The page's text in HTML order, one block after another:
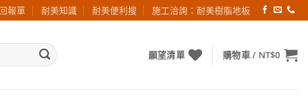
報單 耐美知識 耐美便利搜 施工洽詢：耐美樹脂地板
願望清單 購物車 / NT$0